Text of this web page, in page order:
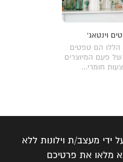
וינטאג'
הם טפטים
של פעם המיוצרים
חומרי...
ידי מעצב/ת וילונות ללא
מלאו את פרטיכם